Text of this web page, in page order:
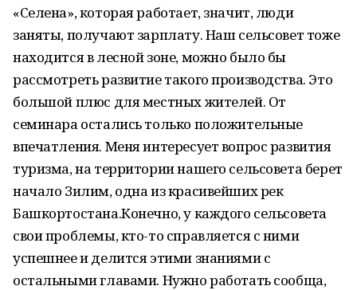
«Селена», которая работает, значит, люди
заняты, получают зарплату. Наш сельсовет тоже
находится в лесной зоне, можно было бы
рассмотреть развитие такого производства. Это
большой плюс для местных жителей. От
семинара остались только положительные
впечатления. Меня интересует вопрос развития
туризма, на территории нашего сельсовета берет
начало Зилим, одна из красивейших рек
Башкортостана.Конечно, у каждого сельсовета
свои проблемы, кто-то справляется с ними
успешнее и делится этими знаниями с
остальными главами. Нужно работать сообща,